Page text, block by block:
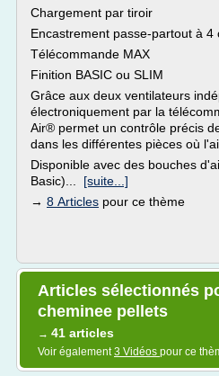
Chargement par tiroir
Encastrement passe-partout à 4
Télécommande MAX
Finition BASIC ou SLIM
Grâce aux deux ventilateurs
électroniquement par la
Air® permet un contrôle précis
dans les différentes pièces où
Disponible avec des bouches
Basic)... [suite...]
→ 8 Articles pour ce thème
Articles sélectionnés
cheminee pellets
→ 41 articles
Voir également3 Vidéos pour ce